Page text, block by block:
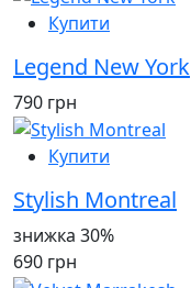
Купити
Legend New York
790 грн
Купити
Stylish Montreal
знижка 30%
690 грн